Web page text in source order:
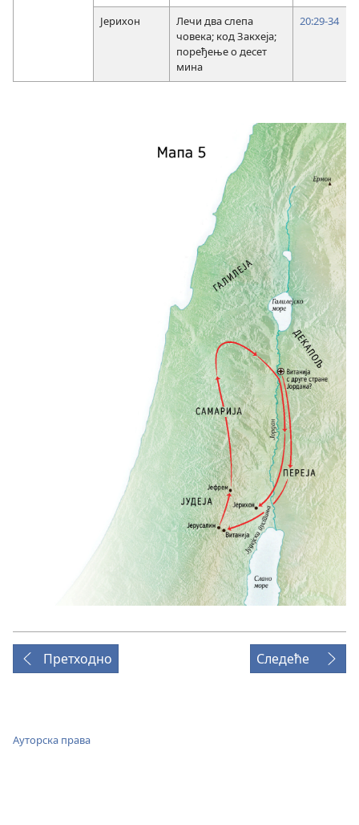
Јерихон
Лечи два слепа
човека; код Закхеја;
поређење о десет
мина
20:29-34
Претходно Следеће
Ауторска права